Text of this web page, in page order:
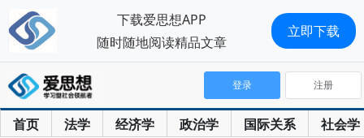
首页 法学 经济学 政治学 国际关系 社会学
登录 注册
下载爱思想APP
随时随地阅读精品文章
立即下载